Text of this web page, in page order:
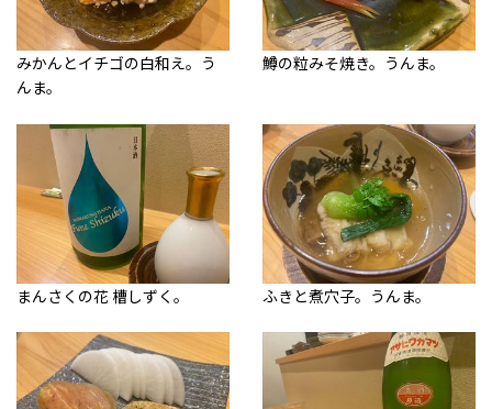
みかんとイチゴの白和え。う
んま。
鱒の粒みそ焼き。うんま。
まんさくの花 槽しずく。 ふきと煮穴子。うんま。